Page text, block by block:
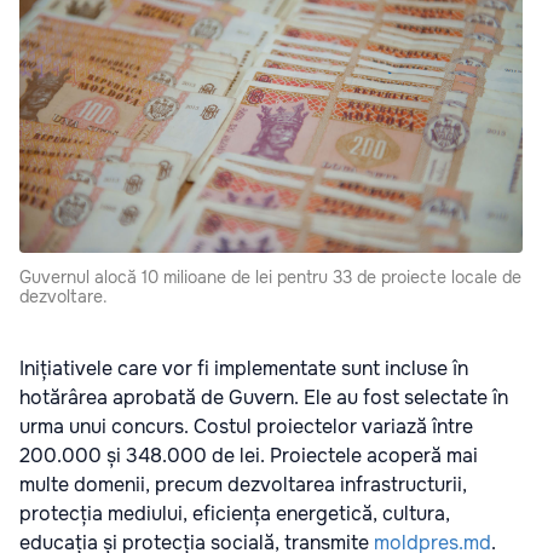
Guvernul alocă 10 milioane de lei pentru 33 de proiecte locale de
dezvoltare.
Inițiativele care vor fi implementate sunt incluse în
hotărârea aprobată de Guvern. Ele au fost selectate în
urma unui concurs. Costul proiectelor variază între
200.000 și 348.000 de lei. Proiectele acoperă mai
multe domenii, precum dezvoltarea infrastructurii,
protecția mediului, eficiența energetică, cultura,
educația și protecția socială, transmite moldpres.md.